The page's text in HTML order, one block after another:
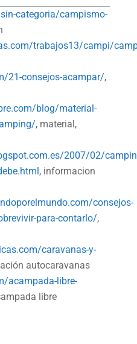
categoria/campismo-
trabajos13/campi/
21-consejos-acampar/,
blog/material-
, material,
2007/02/
, informacion
consejos-
para-contarlo/,
caravanas-y-
autocaravanas
acampada-libre-
libre